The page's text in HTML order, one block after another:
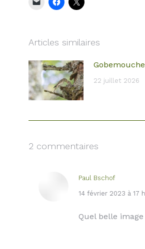
Articles similaires
22 juillet 2026
2 commentaires
Paul Bschof
dit
14 février 2023 à 17
Quel belle